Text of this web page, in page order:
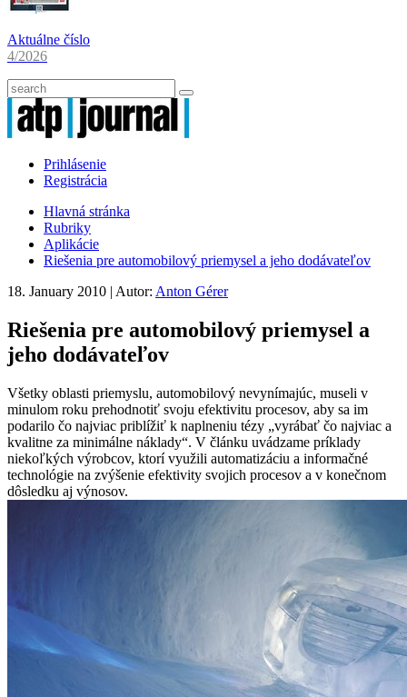
Aktuálne číslo
4/2026
Prihlásenie
Registrácia
Hlavná stránka
Rubriky
Aplikácie
Riešenia pre automobilový priemysel a jeho dodávateľov
18. January 2010 | Autor: Anton Gérer
Riešenia pre automobilový priemysel a
jeho dodávateľov
Všetky oblasti priemyslu, automobilový nevynímajúc, museli v
minulom roku prehodnotiť svoju efektivitu procesov, aby sa im
podarilo čo najviac priblížiť k naplneniu tézy „vyrábať čo najviac a
kvalitne za minimálne náklady“. V článku uvádzame príklady
niekoľkých výrobcov, ktorí využili automatizáciu a informačné
technológie na zvýšenie efektivity svojich procesov a v konečnom
dôsledku aj výnosov.